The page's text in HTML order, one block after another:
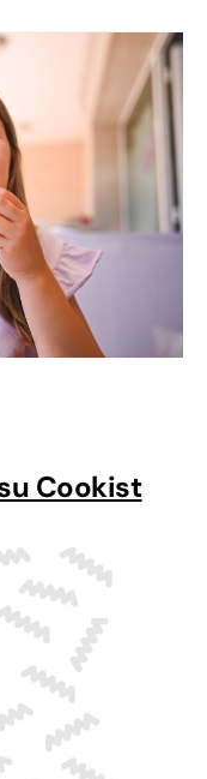
Cookist